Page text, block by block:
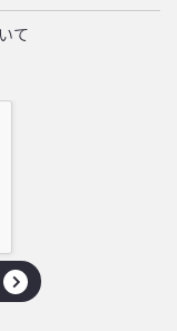
て